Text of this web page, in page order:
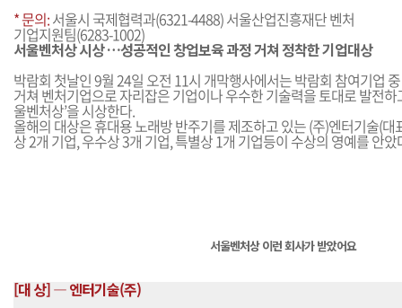
* 문의:서울시 국제협력과(6321-4488) 서울산업진흥재단 벤처
기업지원팀(6283-1002)
서울벤처상 시상 …성공적인 창업보육 과정 거쳐 정착한 기업대상
박람회 첫날인 9월 24일 오전 11시 개막행사에서는 박람회 참여기업
거쳐 벤처기업으로 자리잡은 기업이나 우수한 기술력을 토대로 발전하
울벤처상’을 시상한다.
올해의 대상은 휴대용 노래방 반주기를 제조하고 있는 (주)엔터기술(
상 2개 기업, 우수상 3개 기업, 특별상 1개 기업등이 수상의 영예를 안았
서울벤처상 이런 회사가 받았어요
[대 상] ― 엔터기술(주)